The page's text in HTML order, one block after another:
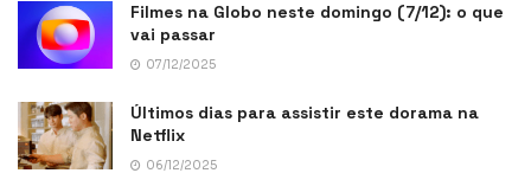
Filmes na Globo neste domingo (7/12): o que
vai passar
07/12/2025
Últimos dias para assistir este dorama na
Netflix
06/12/2025